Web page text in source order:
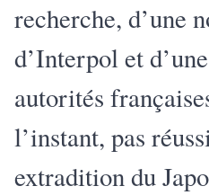
recherche, d’une
d’Interpol et
autorités
l’instant, pas
extradition du